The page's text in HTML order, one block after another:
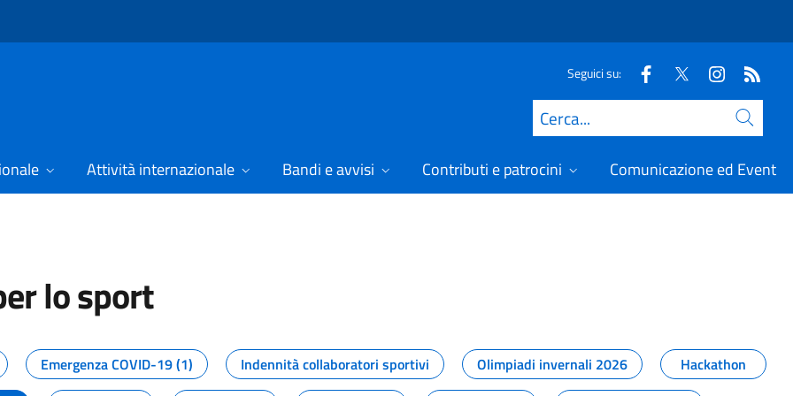
Seguici su:
Cerca
Attività internazionale Bandi e avvisi Contributi e patrocini Comunicazione ed Eventi
lo sport
dal Dipartimento per lo sport
Emergenza COVID-19 (1) Indennità collaboratori sportivi Olimpiadi invernali 2026
Hackathon